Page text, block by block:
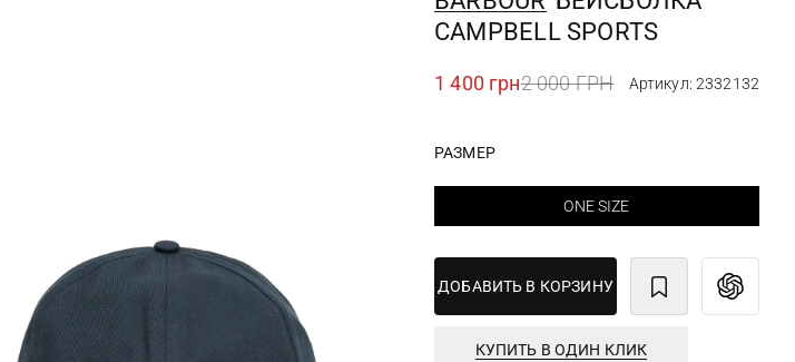
CAMPBELL SPORTS
1 400 грн2 000 ГРН Артикул: 2332132
РАЗМЕР
ONE SIZE
ДОБАВИТЬ В КОРЗИНУ
КУПИТЬ В ОДИН КЛИК